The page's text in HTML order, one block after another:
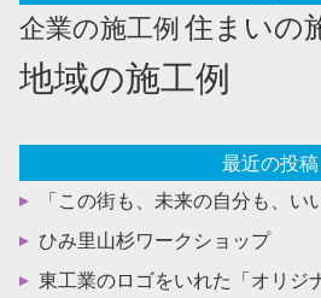
企業の施工例 住まいの
地域の施工例
最近の投稿
「この街も、未来の自分も、い
ひみ里山杉ワークショップ
東工業のロゴをいれた「オリジ